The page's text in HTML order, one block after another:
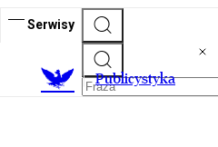
Serwisy
Publicystyka